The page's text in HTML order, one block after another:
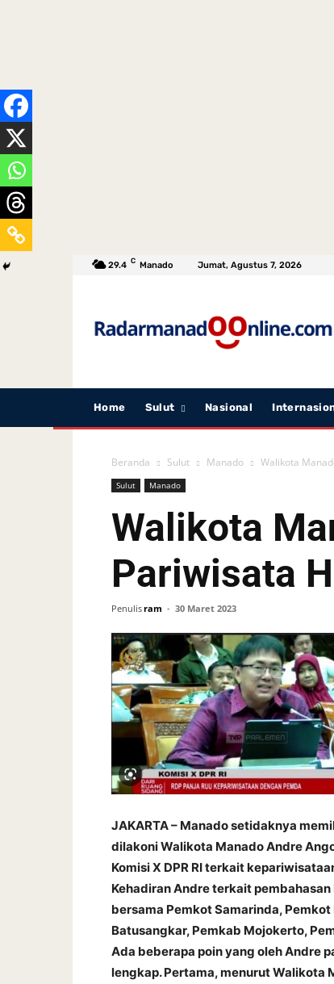
29.4 C Manado Jumat, Agustus 7, 2026
Home Sulut Nasional
Beranda Sulut Manado Walikota
Sulut Manado
Walikota
Pariwisata
Penulisram - 30 Maret 2023
JAKARTA – Manado setidaknya
dilakoni Walikota Manado Andre
Komisi X DPR RI terkait
Kehadiran Andre terkait
bersama Pemkot Samarinda,
Batusangkar, Pemkab Mojokerto,
Ada beberapa poin yang oleh Andre
lengkap. Pertama, menurut Walikota